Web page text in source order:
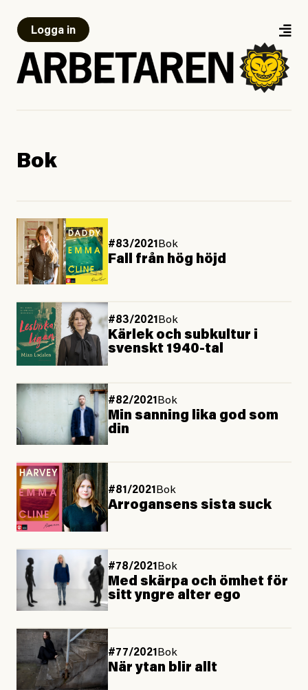
Logga in
Bok
#83/2021 Bok
Fall från hög höjd
#83/2021 Bok
Kärlek och subkultur i
svenskt 1940-tal
#82/2021 Bok
Min sanning lika god som
din
#81/2021 Bok
Arrogansens sista suck
#78/2021 Bok
Med skärpa och ömhet för
sitt yngre alter ego
#77/2021 Bok
När ytan blir allt